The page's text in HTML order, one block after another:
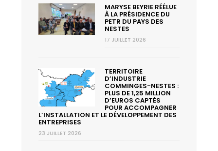
MARYSE BEYRIE RÉÉLUE
À LA PRÉSIDENCE DU
PETR DU PAYS DES
NESTES
17 JUILLET 2026
TERRITOIRE
D’INDUSTRIE
COMMINGES-NESTES :
PLUS DE 1,25 MILLION
D’EUROS CAPTÉS
POUR ACCOMPAGNER
L’INSTALLATION ET LE DÉVELOPPEMENT DES
ENTREPRISES
23 JUILLET 2026